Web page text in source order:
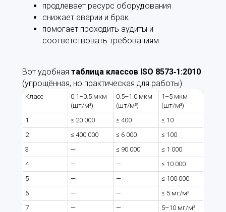
продлевает ресурс оборудования
снижает аварии и брак
помогает проходить аудиты и
соответствовать требованиям
Вот удобная таблица классов ISO 8573‑1:2010
(упрощённая, но практическая для работы):
Класс
0.1–0.5 мкм
(шт/м³)
0.5–1.0 мкм
(шт/м³)
1–5 мкм
(шт/м³)
1
≤ 20 000 ≤ 400
≤ 10
2
≤ 400 000 ≤ 6 000
≤ 100
3
— ≤ 90 000
≤ 1 000
4
— —
≤ 10 000
5
— —
≤ 100 000
6
— —
≤ 5 мг/м³
7
— —
5–10 мг/м³